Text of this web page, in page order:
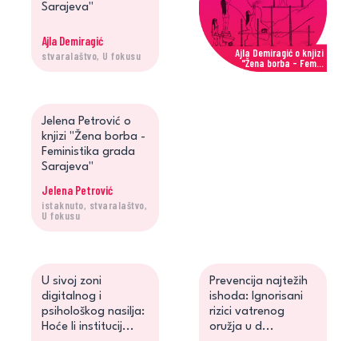
Sarajeva"
Ajla Demiragić
stvaralaštvo, U fokusu
Ajla Demiragić o knjizi
"Žena borba - Fem...
Jelena Petrović o
knjizi "Žena borba -
Feministika grada
Sarajeva"
Jelena Petrović
istaknuto, stvaralaštvo,
U fokusu
U sivoj zoni
digitalnog i
psihološkog nasilja:
Hoće li institucij...
Prevencija najtežih
ishoda: Ignorisani
rizici vatrenog
oružja u d...